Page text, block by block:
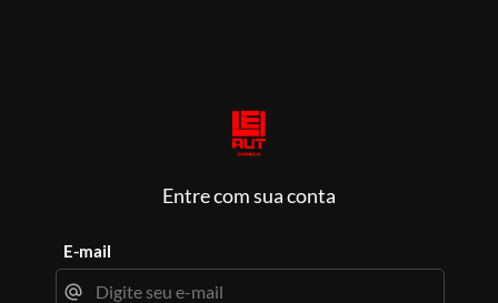
Entre com sua conta
E-mail